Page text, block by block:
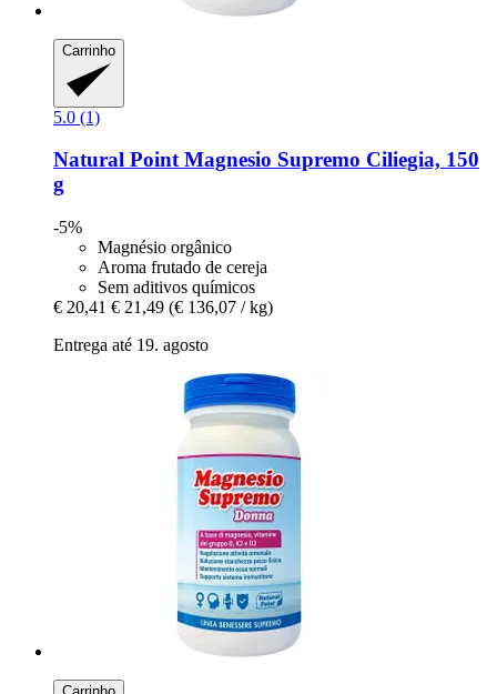
Carrinho
5.0 (1)
Natural PointMagnesio Supremo Ciliegia, 150
g
-5%
Magnésio orgânico
Aroma frutado de cereja
Sem aditivos químicos
€ 20,41 € 21,49 (€ 136,07 / kg)
Entrega até 19. agosto